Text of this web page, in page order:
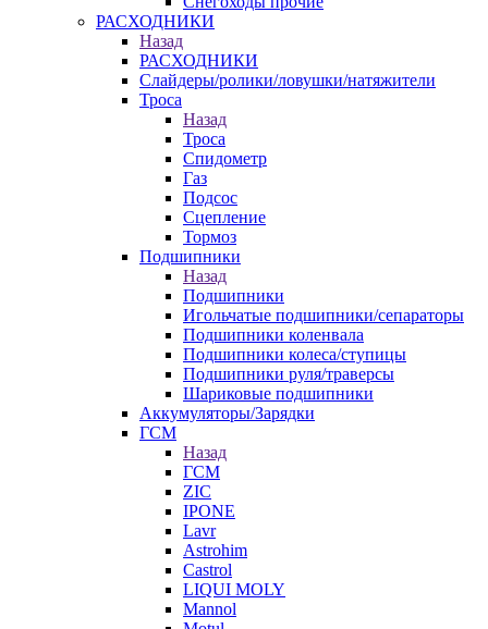
РАСХОДНИКИ
Назад
РАСХОДНИКИ
Слайдеры/ролики/ловушки/натяжители
Троса
Назад
Троса
Спидометр
Газ
Подсос
Сцепление
Тормоз
Подшипники
Назад
Подшипники
Игольчатые подшипники/сепараторы
Подшипники коленвала
Подшипники колеса/ступицы
Подшипники руля/траверсы
Шариковые подшипники
Аккумуляторы/Зарядки
ГСМ
Назад
ГСМ
ZIC
IPONE
Lavr
Astrohim
Castrol
LIQUI MOLY
Mannol